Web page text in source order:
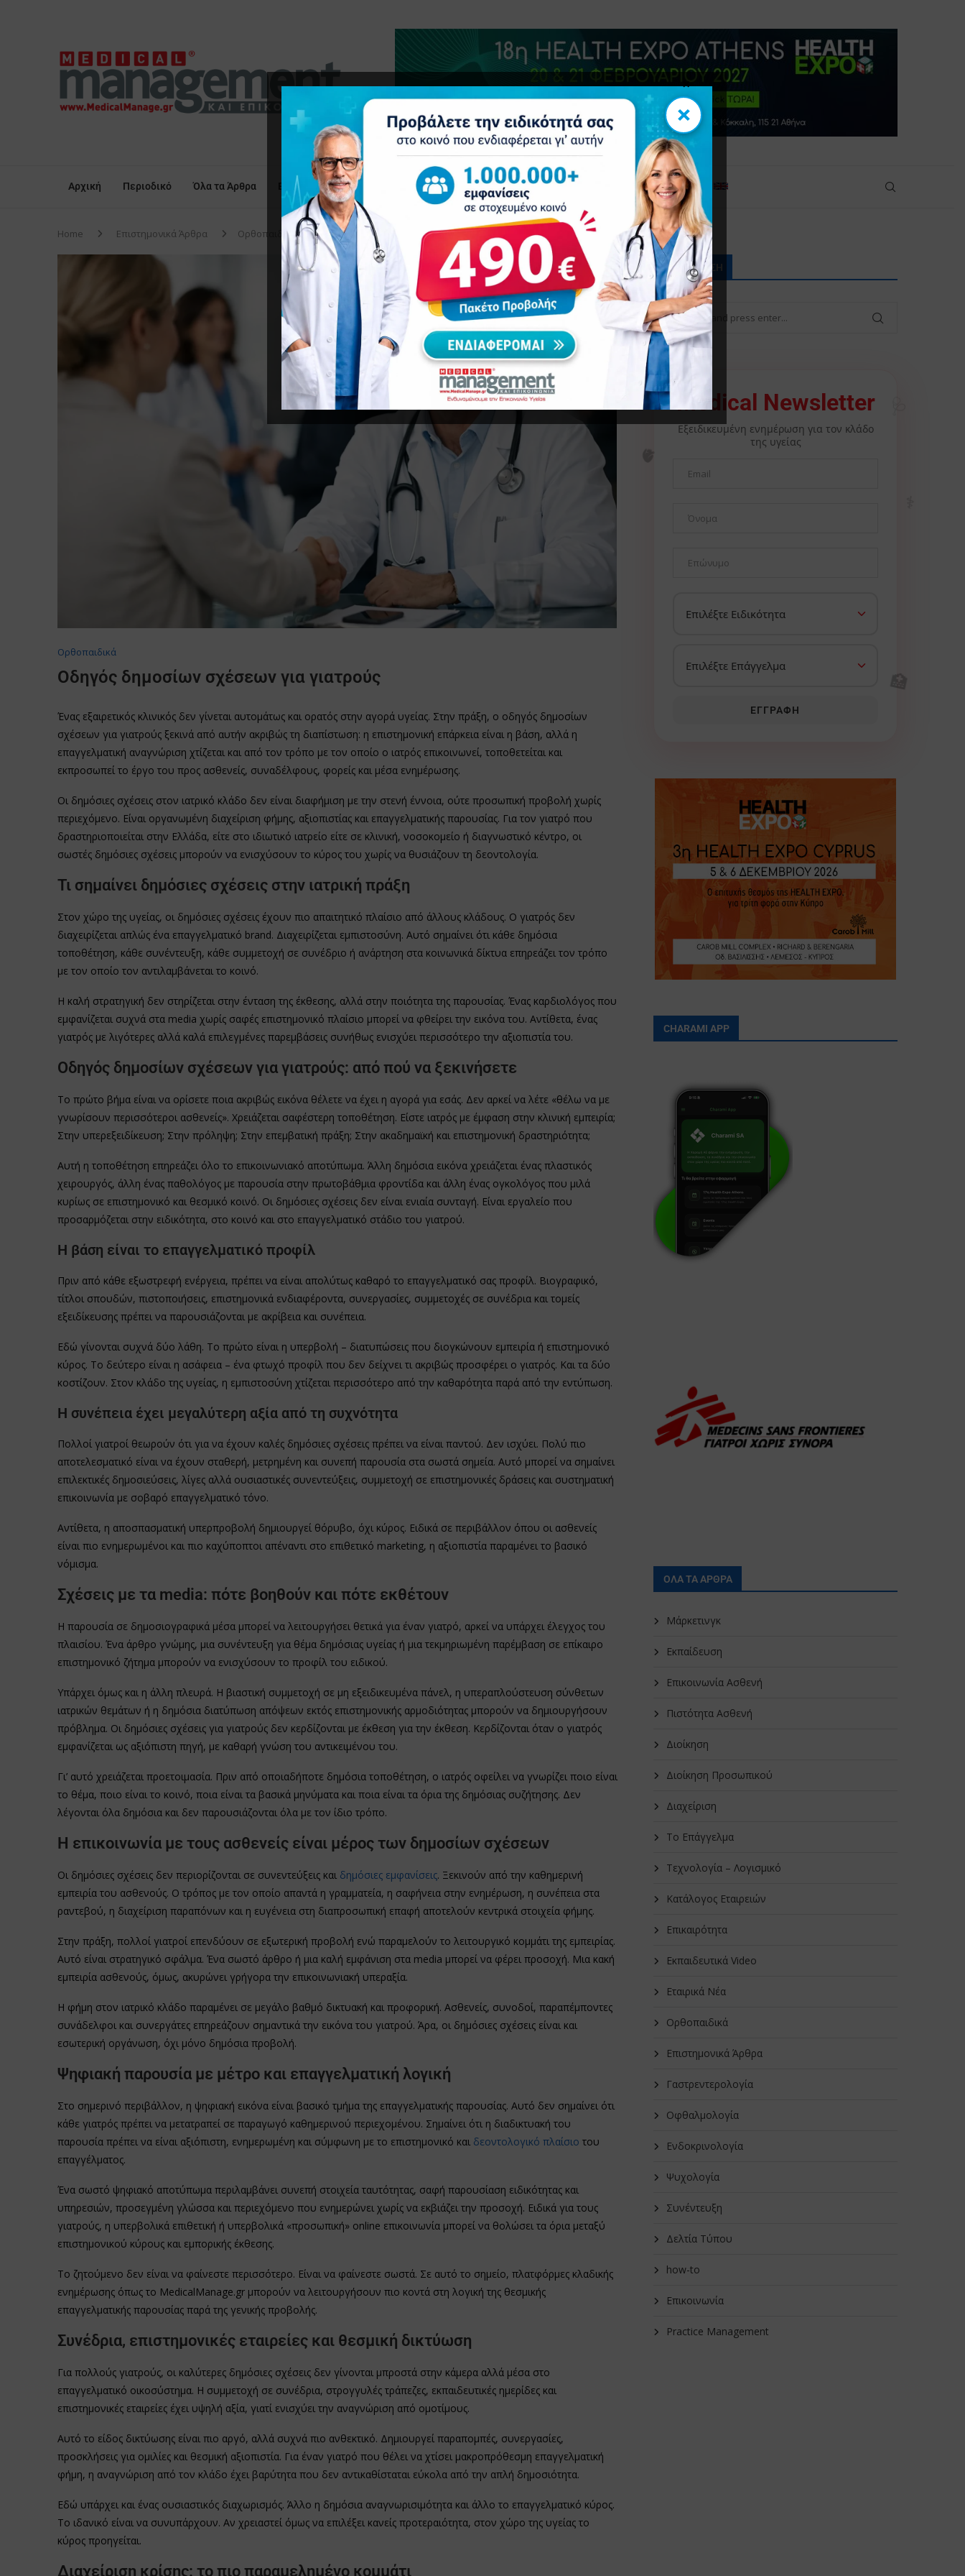
Αρχική Περιοδικό Όλα τα Άρθρα Επικαιρότητα Δελτία Τύπου Προβολή Ιατρού Επικοινωνία
Home Επιστημονικά Άρθρα Oρθοπαιδικά Οδηγός δημοσίων σχέσεων για γιατρούς
Oρθοπαιδικά
Οδηγός δημοσίων σχέσεων για γιατρούς
Ένας εξαιρετικός κλινικός δεν γίνεται αυτομάτως και ορατός στην αγορά υγείας. Στην πράξη, ο οδηγός δημοσίων
σχέσεων για γιατρούς ξεκινά από αυτήν ακριβώς τη διαπίστωση: η επιστημονική επάρκεια είναι η βάση, αλλά η
επαγγελματική αναγνώριση χτίζεται και από τον τρόπο με τον οποίο ο ιατρός επικοινωνεί, τοποθετείται και
εκπροσωπεί το έργο του προς ασθενείς, συναδέλφους, φορείς και μέσα ενημέρωσης.
Οι δημόσιες σχέσεις στον ιατρικό κλάδο δεν είναι διαφήμιση με την στενή έννοια, ούτε προσωπική προβολή χωρίς
περιεχόμενο. Είναι οργανωμένη διαχείριση φήμης, αξιοπιστίας και επαγγελματικής παρουσίας. Για τον γιατρό που
δραστηριοποιείται στην Ελλάδα, είτε στο ιδιωτικό ιατρείο είτε σε κλινική, νοσοκομείο ή διαγνωστικό κέντρο, οι
σωστές δημόσιες σχέσεις μπορούν να ενισχύσουν το κύρος του χωρίς να θυσιάζουν τη δεοντολογία.
Τι σημαίνει δημόσιες σχέσεις στην ιατρική πράξη
Στον χώρο της υγείας, οι δημόσιες σχέσεις έχουν πιο απαιτητικό πλαίσιο από άλλους κλάδους. Ο γιατρός δεν
διαχειρίζεται απλώς ένα επαγγελματικό brand. Διαχειρίζεται εμπιστοσύνη. Αυτό σημαίνει ότι κάθε δημόσια
τοποθέτηση, κάθε συνέντευξη, κάθε συμμετοχή σε συνέδριο ή ανάρτηση στα κοινωνικά δίκτυα επηρεάζει τον τρόπο
με τον οποίο τον αντιλαμβάνεται το κοινό.
Η καλή στρατηγική δεν στηρίζεται στην ένταση της έκθεσης, αλλά στην ποιότητα της παρουσίας. Ένας καρδιολόγος που
εμφανίζεται συχνά στα media χωρίς σαφές επιστημονικό πλαίσιο μπορεί να φθείρει την εικόνα του. Αντίθετα, ένας
γιατρός με λιγότερες αλλά καλά επιλεγμένες παρεμβάσεις συνήθως ενισχύει περισσότερο την αξιοπιστία του.
Οδηγός δημοσίων σχέσεων για γιατρούς: από πού να ξεκινήσετε
Το πρώτο βήμα είναι να ορίσετε ποια ακριβώς εικόνα θέλετε να έχει η αγορά για εσάς. Δεν αρκεί να λέτε «θέλω να με
γνωρίσουν περισσότεροι ασθενείς». Χρειάζεται σαφέστερη τοποθέτηση. Είστε ιατρός με έμφαση στην κλινική εμπειρία;
Στην υπερεξειδίκευση; Στην πρόληψη; Στην επεμβατική πράξη; Στην ακαδημαϊκή και επιστημονική δραστηριότητα;
Αυτή η τοποθέτηση επηρεάζει όλο το επικοινωνιακό αποτύπωμα. Άλλη δημόσια εικόνα χρειάζεται ένας πλαστικός
χειρουργός, άλλη ένας παθολόγος με παρουσία στην πρωτοβάθμια φροντίδα και άλλη ένας ογκολόγος που μιλά
κυρίως σε επιστημονικό και θεσμικό κοινό. Οι δημόσιες σχέσεις δεν είναι ενιαία συνταγή. Είναι εργαλείο που
προσαρμόζεται στην ειδικότητα, στο κοινό και στο επαγγελματικό στάδιο του γιατρού.
Η βάση είναι το επαγγελματικό προφίλ
Πριν από κάθε εξωστρεφή ενέργεια, πρέπει να είναι απολύτως καθαρό το επαγγελματικό σας προφίλ. Βιογραφικό,
τίτλοι σπουδών, πιστοποιήσεις, επιστημονικά ενδιαφέροντα, συνεργασίες, συμμετοχές σε συνέδρια και τομείς
εξειδίκευσης πρέπει να παρουσιάζονται με ακρίβεια και συνέπεια.
Εδώ γίνονται συχνά δύο λάθη. Το πρώτο είναι η υπερβολή – διατυπώσεις που διογκώνουν εμπειρία ή επιστημονικό
κύρος. Το δεύτερο είναι η ασάφεια – ένα φτωχό προφίλ που δεν δείχνει τι ακριβώς προσφέρει ο γιατρός. Και τα δύο
κοστίζουν. Στον κλάδο της υγείας, η εμπιστοσύνη χτίζεται περισσότερο από την καθαρότητα παρά από την εντύπωση.
Η συνέπεια έχει μεγαλύτερη αξία από τη συχνότητα
Πολλοί γιατροί θεωρούν ότι για να έχουν καλές δημόσιες σχέσεις πρέπει να είναι παντού. Δεν ισχύει. Πολύ πιο
αποτελεσματικό είναι να έχουν σταθερή, μετρημένη και συνεπή παρουσία στα σωστά σημεία. Αυτό μπορεί να σημαίνει
επιλεκτικές δημοσιεύσεις, λίγες αλλά ουσιαστικές συνεντεύξεις, συμμετοχή σε επιστημονικές δράσεις και συστηματική
επικοινωνία με σοβαρό επαγγελματικό τόνο.
Αντίθετα, η αποσπασματική υπερπροβολή δημιουργεί θόρυβο, όχι κύρος. Ειδικά σε περιβάλλον όπου οι ασθενείς
είναι πιο ενημερωμένοι και πιο καχύποπτοι απέναντι στο επιθετικό marketing, η αξιοπιστία παραμένει το βασικό
νόμισμα.
Σχέσεις με τα media: πότε βοηθούν και πότε εκθέτουν
Η παρουσία σε δημοσιογραφικά μέσα μπορεί να λειτουργήσει θετικά για έναν γιατρό, αρκεί να υπάρχει έλεγχος του
πλαισίου. Ένα άρθρο γνώμης, μια συνέντευξη για θέμα δημόσιας υγείας ή μια τεκμηριωμένη παρέμβαση σε επίκαιρο
επιστημονικό ζήτημα μπορούν να ενισχύσουν το προφίλ του ειδικού.
Υπάρχει όμως και η άλλη πλευρά. Η βιαστική συμμετοχή σε μη εξειδικευμένα πάνελ, η υπεραπλούστευση σύνθετων
ιατρικών θεμάτων ή η δημόσια διατύπωση απόψεων εκτός επιστημονικής αρμοδιότητας μπορούν να δημιουργήσουν
πρόβλημα. Οι δημόσιες σχέσεις για γιατρούς δεν κερδίζονται με έκθεση για την έκθεση. Κερδίζονται όταν ο γιατρός
εμφανίζεται ως αξιόπιστη πηγή, με καθαρή γνώση του αντικειμένου του.
Γι’ αυτό χρειάζεται προετοιμασία. Πριν από οποιαδήποτε δημόσια τοποθέτηση, ο ιατρός οφείλει να γνωρίζει ποιο είναι
το θέμα, ποιο είναι το κοινό, ποια είναι τα βασικά μηνύματα και ποια είναι τα όρια της δημόσιας συζήτησης. Δεν
λέγονται όλα δημόσια και δεν παρουσιάζονται όλα με τον ίδιο τρόπο.
Η επικοινωνία με τους ασθενείς είναι μέρος των δημοσίων σχέσεων
Οι δημόσιες σχέσεις δεν περιορίζονται σε συνεντεύξεις και δημόσιες εμφανίσεις. Ξεκινούν από την καθημερινή
εμπειρία του ασθενούς. Ο τρόπος με τον οποίο απαντά η γραμματεία, η σαφήνεια στην ενημέρωση, η συνέπεια στα
ραντεβού, η διαχείριση παραπόνων και η ευγένεια στη διαπροσωπική επαφή αποτελούν κεντρικά στοιχεία φήμης.
Στην πράξη, πολλοί γιατροί επενδύουν σε εξωτερική προβολή ενώ παραμελούν το λειτουργικό κομμάτι της εμπειρίας.
Αυτό είναι στρατηγικό σφάλμα. Ένα σωστό άρθρο ή μια καλή εμφάνιση στα media μπορεί να φέρει προσοχή. Μια κακή
εμπειρία ασθενούς, όμως, ακυρώνει γρήγορα την επικοινωνιακή υπεραξία.
Η φήμη στον ιατρικό κλάδο παραμένει σε μεγάλο βαθμό δικτυακή και προφορική. Ασθενείς, συνοδοί, παραπέμποντες
συνάδελφοι και συνεργάτες επηρεάζουν σημαντικά την εικόνα του γιατρού. Άρα, οι δημόσιες σχέσεις είναι και
εσωτερική οργάνωση, όχι μόνο δημόσια προβολή.
Ψηφιακή παρουσία με μέτρο και επαγγελματική λογική
Στο σημερινό περιβάλλον, η ψηφιακή εικόνα είναι βασικό τμήμα της επαγγελματικής παρουσίας. Αυτό δεν σημαίνει ότι
κάθε γιατρός πρέπει να μετατραπεί σε παραγωγό καθημερινού περιεχομένου. Σημαίνει ότι η διαδικτυακή του
παρουσία πρέπει να είναι αξιόπιστη, ενημερωμένη και σύμφωνη με το επιστημονικό και δεοντολογικό πλαίσιο του
επαγγέλματος.
Ένα σωστό ψηφιακό αποτύπωμα περιλαμβάνει συνεπή στοιχεία ταυτότητας, σαφή παρουσίαση ειδικότητας και
υπηρεσιών, προσεγμένη γλώσσα και περιεχόμενο που ενημερώνει χωρίς να εκβιάζει την προσοχή. Ειδικά για τους
γιατρούς, η υπερβολικά επιθετική ή υπερβολικά «προσωπική» online επικοινωνία μπορεί να θολώσει τα όρια μεταξύ
επιστημονικού κύρους και εμπορικής έκθεσης.
Το ζητούμενο δεν είναι να φαίνεστε περισσότερο. Είναι να φαίνεστε σωστά. Σε αυτό το σημείο, πλατφόρμες κλαδικής
ενημέρωσης όπως το MedicalManage.gr μπορούν να λειτουργήσουν πιο κοντά στη λογική της θεσμικής
επαγγελματικής παρουσίας παρά της γενικής προβολής.
Συνέδρια, επιστημονικές εταιρείες και θεσμική δικτύωση
Για πολλούς γιατρούς, οι καλύτερες δημόσιες σχέσεις δεν γίνονται μπροστά στην κάμερα αλλά μέσα στο
επαγγελματικό οικοσύστημα. Η συμμετοχή σε συνέδρια, στρογγυλές τράπεζες, εκπαιδευτικές ημερίδες και
επιστημονικές εταιρείες έχει υψηλή αξία, γιατί ενισχύει την αναγνώριση από ομοτίμους.
Αυτό το είδος δικτύωσης είναι πιο αργό, αλλά συχνά πιο ανθεκτικό. Δημιουργεί παραπομπές, συνεργασίες,
προσκλήσεις για ομιλίες και θεσμική αξιοπιστία. Για έναν γιατρό που θέλει να χτίσει μακροπρόθεσμη επαγγελματική
φήμη, η αναγνώριση από τον κλάδο έχει βαρύτητα που δεν αντικαθίσταται εύκολα από την απλή δημοσιότητα.
Εδώ υπάρχει και ένας ουσιαστικός διαχωρισμός. Άλλο η δημόσια αναγνωρισιμότητα και άλλο το επαγγελματικό κύρος.
Το ιδανικό είναι να συνυπάρχουν. Αν χρειαστεί όμως να επιλέξει κανείς προτεραιότητα, στον χώρο της υγείας το
κύρος προηγείται.
Διαχείριση κρίσης: το πιο παραμελημένο κομμάτι
ΑΝΑΖΉΤΗΣΗ
Medical Newsletter
Εξειδικευμένη ενημέρωση για τον κλάδο
της υγείας
ΕΓΓΡΑΦΉ
CHARAMI APP
ΟΛΑ ΤΑ ΑΡΘΡΑ
Μάρκετινγκ
Εκπαίδευση
Επικοινωνία Ασθενή
Πιστότητα Ασθενή
Διοίκηση
Διοίκηση Προσωπικού
Διαχείριση
Το Επάγγελμα
Τεχνολογία – Λογισμικό
Κατάλογος Εταιρειών
Επικαιρότητα
Εκπαιδευτικά Video
Εταιρικά Νέα
Oρθοπαιδικά
Επιστημονικά Άρθρα
Γαστρεντερολογία
Οφθαλμολογία
Ενδοκρινολογία
Ψυχολογία
Συνέντευξη
Δελτία Τύπου
how-to
Επικοινωνία
Practice Management
×
×